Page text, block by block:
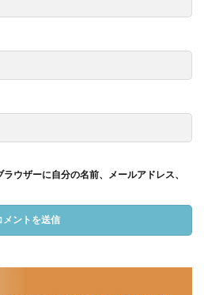
ウザーに自分の名前、メールアドレス、